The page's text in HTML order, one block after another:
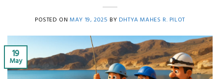
POSTED ONMAY 19, 2025 BY DHTYA MAHES R. PILOT
19
May